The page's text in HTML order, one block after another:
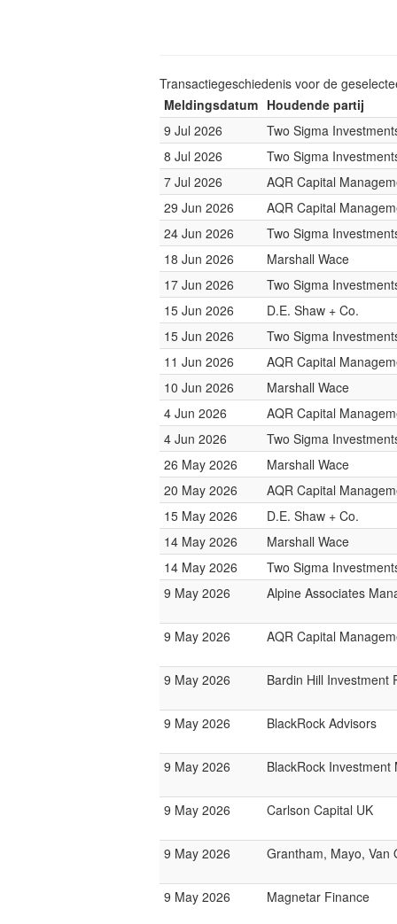
Transactiegeschiedenis voor de
Meldingsdatum Houdende partij
9 Jul 2026
Two Sigma
8 Jul 2026
Two Sigma
7 Jul 2026
AQR Capital
29 Jun 2026
AQR Capital
24 Jun 2026
Two Sigma
18 Jun 2026
Marshall Wace
17 Jun 2026
Two Sigma
15 Jun 2026
D.E. Shaw + Co.
15 Jun 2026
Two Sigma
11 Jun 2026
AQR Capital
10 Jun 2026
Marshall Wace
4 Jun 2026
AQR Capital
4 Jun 2026
Two Sigma
26 May 2026
Marshall Wace
20 May 2026
AQR Capital
15 May 2026
D.E. Shaw + Co.
14 May 2026
Marshall Wace
14 May 2026
Two Sigma
9 May 2026
Alpine Associates
9 May 2026 AQR Capital
9 May 2026 Bardin Hill Investment
9 May 2026 BlackRock Advisors
9 May 2026 BlackRock Investment
9 May 2026 Carlson Capital UK
9 May 2026 Grantham, Mayo, Van
9 May 2026 Magnetar Finance